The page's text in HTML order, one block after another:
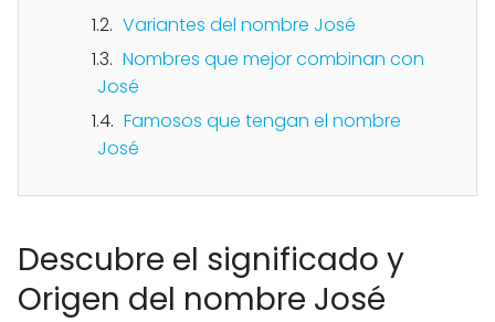
Variantes del nombre José
Nombres que mejor combinan con
José
Famosos que tengan el nombre
José
Descubre el significado y
Origen del nombre José